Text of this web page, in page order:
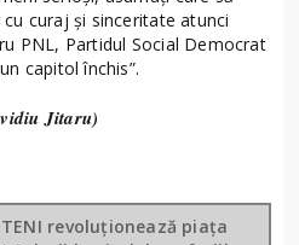
curaj și sinceritate atunci
PNL, Partidul Social Democrat
capitol închis”.
Jitaru)
revoluționează piața